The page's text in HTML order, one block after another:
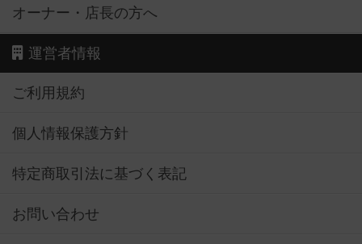
オーナー・店長の方へ
運営者情報
ご利用規約
個人情報保護方針
特定商取引法に基づく表記
お問い合わせ